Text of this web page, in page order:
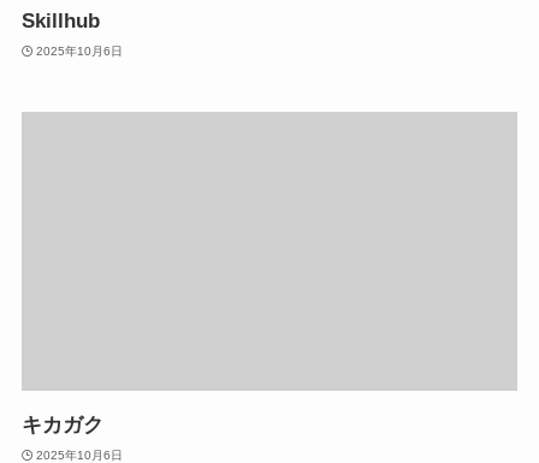
Skillhub
2025年10月6日
キカガク
2025年10月6日